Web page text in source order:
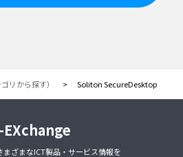
リから探す） Soliton SecureDesktop
EXchange
まざまなICT製品・サービス情報を